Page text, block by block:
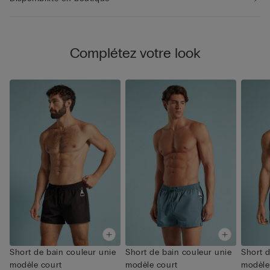
Complétez votre look
Short de bain couleur unie
modèle court
Short de bain couleur unie
modèle court
Short